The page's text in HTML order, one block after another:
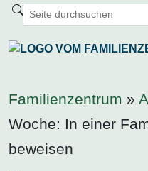
Familienzentrum »
Woche: In einer
beweisen